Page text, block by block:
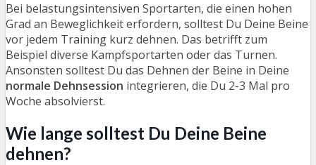
Bei belastungsintensiven Sportarten, die einen hohen
Grad an Beweglichkeit erfordern, solltest Du Deine Beine
vor jedem Training kurz dehnen. Das betrifft zum
Beispiel diverse Kampfsportarten oder das Turnen.
Ansonsten solltest Du das Dehnen der Beine in Deine
normale Dehnsession integrieren, die Du 2-3 Mal pro
Woche absolvierst.
Wie lange solltest Du Deine Beine
dehnen?